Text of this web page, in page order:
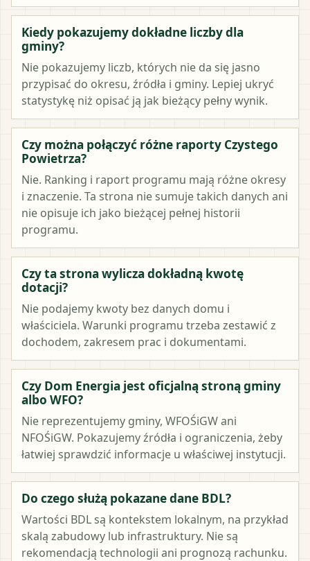
Kiedy pokazujemy dokładne liczby dla
gminy?
Nie pokazujemy liczb, których nie da się jasno
przypisać do okresu, źródła i gminy. Lepiej ukryć
statystykę niż opisać ją jak bieżący pełny wynik.
Czy można połączyć różne raporty Czystego
Powietrza?
Nie. Ranking i raport programu mają różne okresy
i znaczenie. Ta strona nie sumuje takich danych ani
nie opisuje ich jako bieżącej pełnej historii
programu.
Czy ta strona wylicza dokładną kwotę
dotacji?
Nie podajemy kwoty bez danych domu i
właściciela. Warunki programu trzeba zestawić z
dochodem, zakresem prac i dokumentami.
Czy Dom Energia jest oficjalną stroną gminy
albo WFO?
Nie reprezentujemy gminy, WFOŚiGW ani
NFOŚiGW. Pokazujemy źródła i ograniczenia, żeby
łatwiej sprawdzić informacje u właściwej instytucji.
Do czego służą pokazane dane BDL?
Wartości BDL są kontekstem lokalnym, na przykład
skalą zabudowy lub infrastruktury. Nie są
rekomendacją technologii ani prognozą rachunku.